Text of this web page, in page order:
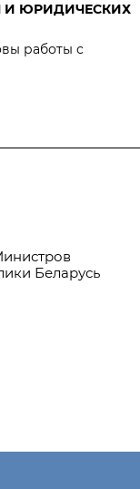
И ЮРИДИЧЕСКИХ
работы с
Беларусь